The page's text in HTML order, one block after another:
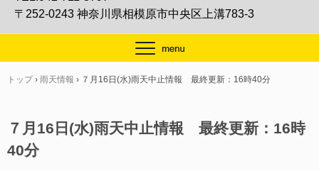
〒252-0243 神奈川県相模原市中央区上溝783-3
トップ › 雨天情報 › ７月16日(水)雨天中止情報 最終更新：16時40分
７月16日(水)雨天中止情報 最終更新：16時
40分